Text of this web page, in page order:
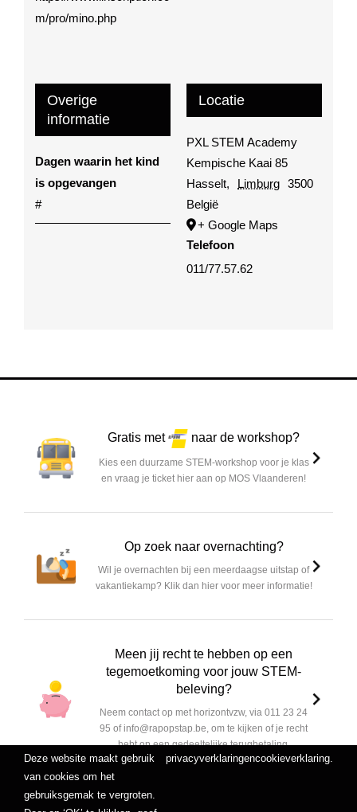
m/pro/mino.php
Locatie
PXL STEM Academy
Kempische Kaai 85
Hasselt, Limburg 3500
België
+ Google Maps
Telefoon
011/77.57.62
Overige
informatie
Dagen waarin het kind
is opgevangen
#
Gratis met naar de workshop?
Kies een duurzame STEM-workshop voor je klas
en vraag je ticket hier aan op MOS Vlaanderen!
Op zoek naar overnachting?
Wil je overnachten bij een meerdaagse uitstap of
vakantiekamp? Klik dan hier voor meer informatie!
Meen jij recht te hebben op een
tegemoetkoming voor jouw STEM-
beleving?
Neem contact op met horizontvzw, via 011 23 24
95 of info@rapopstap.be, om te kijken of je recht
hebt op een gedeeltelijke terugbetaling.
Deze website maakt gebruik
van cookies om het
gebruiksgemak te vergroten.
privacyverklaringencookieverklaring.